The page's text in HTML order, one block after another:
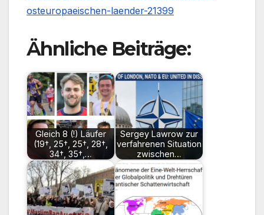
osteuropaeischen-laender-21399
Ähnliche Beiträge:
Gleich 8 (!) Läufer
(19†, 25†, 25†, 28†,
34†, 35†,…
Sergey Lawrow zur
verfahrenen Situation
zwischen…